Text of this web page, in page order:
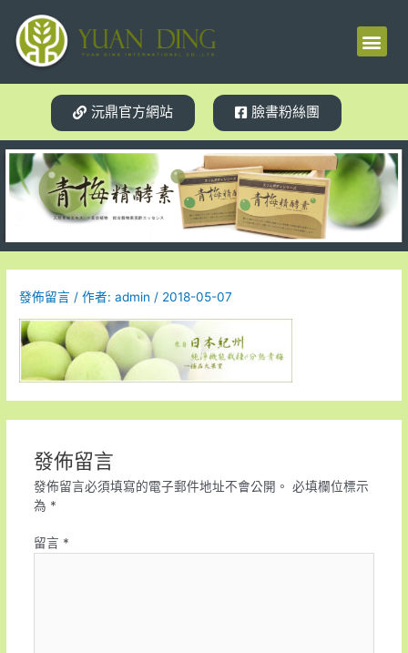
沅鼎官方網站 臉書粉絲團
發佈留言 / 作者:admin / 2018-05-07
發佈留言
發佈留言必須填寫的電子郵件地址不會公開。 必填欄位標示
為 *
留言 *